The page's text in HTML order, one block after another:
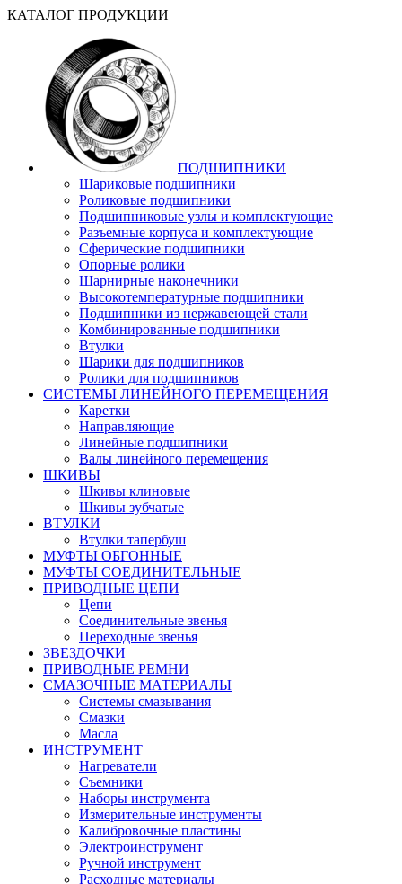
КАТАЛОГ ПРОДУКЦИИ
ПОДШИПНИКИ
Шариковые подшипники
Роликовые подшипники
Подшипниковые узлы и комплектующие
Разъемные корпуса и комплектующие
Сферические подшипники
Опорные ролики
Шарнирные наконечники
Высокотемпературные подшипники
Подшипники из нержавеющей стали
Комбинированные подшипники
Втулки
Шарики для подшипников
Ролики для подшипников
СИСТЕМЫ ЛИНЕЙНОГО ПЕРЕМЕЩЕНИЯ
Каретки
Направляющие
Линейные подшипники
Валы линейного перемещения
ШКИВЫ
Шкивы клиновые
Шкивы зубчатые
ВТУЛКИ
Втулки тапербуш
МУФТЫ ОБГОННЫЕ
МУФТЫ СОЕДИНИТЕЛЬНЫЕ
ПРИВОДНЫЕ ЦЕПИ
Цепи
Соединительные звенья
Переходные звенья
ЗВЕЗДОЧКИ
ПРИВОДНЫЕ РЕМНИ
СМАЗОЧНЫЕ МАТЕРИАЛЫ
Системы смазывания
Смазки
Масла
ИНСТРУМЕНТ
Нагреватели
Съемники
Наборы инструмента
Измерительные инструменты
Калибровочные пластины
Электроинструмент
Ручной инструмент
Расходные материалы